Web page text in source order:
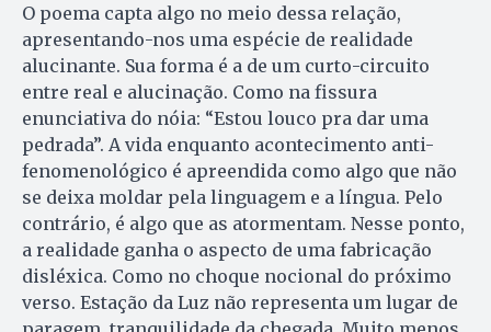
O poema capta algo no meio dessa relação,
apresentando-nos uma espécie de realidade
alucinante. Sua forma é a de um curto-circuito
entre real e alucinação. Como na fissura
enunciativa do nóia: “Estou louco pra dar uma
pedrada”. A vida enquanto acontecimento anti-
fenomenológico é apreendida como algo que não
se deixa moldar pela linguagem e a língua. Pelo
contrário, é algo que as atormentam. Nesse ponto,
a realidade ganha o aspecto de uma fabricação
disléxica. Como no choque nocional do próximo
verso. Estação da Luz não representa um lugar de